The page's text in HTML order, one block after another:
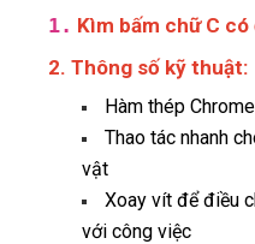
1. Kìm bấm chữ C
2. Thông số kỹ thuật:
Hàm thép
Thao tác nhanh
vật
Xoay vít để điều
với công việc
Thu Giang